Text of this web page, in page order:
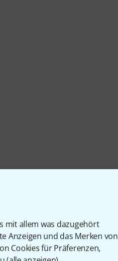
mit allem was dazugehört
Anzeigen und das Merken von
Cookies für Präferenzen,